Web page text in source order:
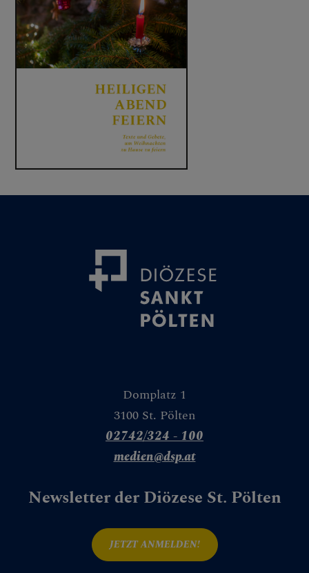
Domplatz 1
3100 St. Pölten
02742/324 - 100
medien@dsp.at
Newsletter der Diözese St. Pölten
JETZT ANMELDEN!